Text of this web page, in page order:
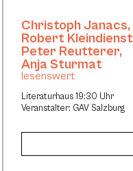
Literaturhaus 19:30 Uhr
Veranstalter: GAV Salzburg
Christoph Janacs,
Robert Kleindienst
Peter Reutterer,
Anja Sturmat
lesenswert